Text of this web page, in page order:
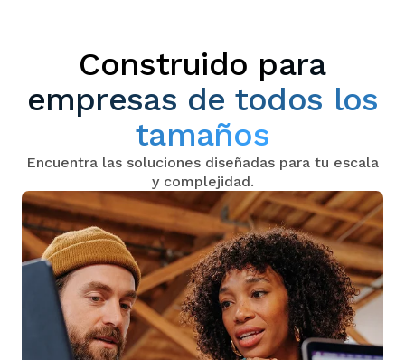
Construido para
empresas de todos los
tamaños
Encuentra las soluciones diseñadas para tu escala
y complejidad.